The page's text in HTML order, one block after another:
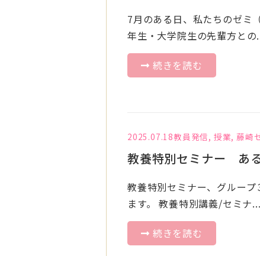
7月のある日、私たちのゼミ
年生・大学院生の先輩方との
続きを読む
2025.07.18教員発信, 授業, 藤崎
教養特別セミナー あ
教養特別セミナー、グルー
ます。 教養特別講義/セミナ...
続きを読む